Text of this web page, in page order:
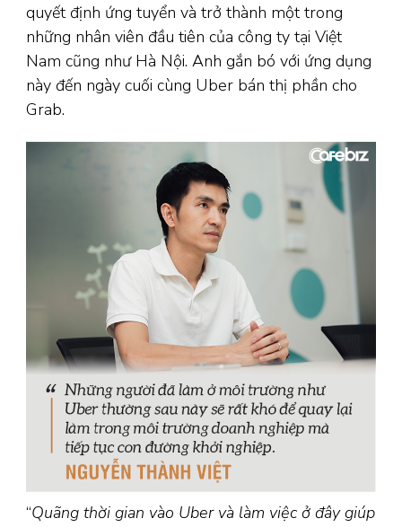
quyết định ứng tuyển và trở thành một trong
những nhân viên đầu tiên của công ty tại Việt
Nam cũng như Hà Nội. Anh gắn bó với ứng dụng
này đến ngày cuối cùng Uber bán thị phần cho
Grab.
“Quãng thời gian vào Uber và làm việc ở đây giúp